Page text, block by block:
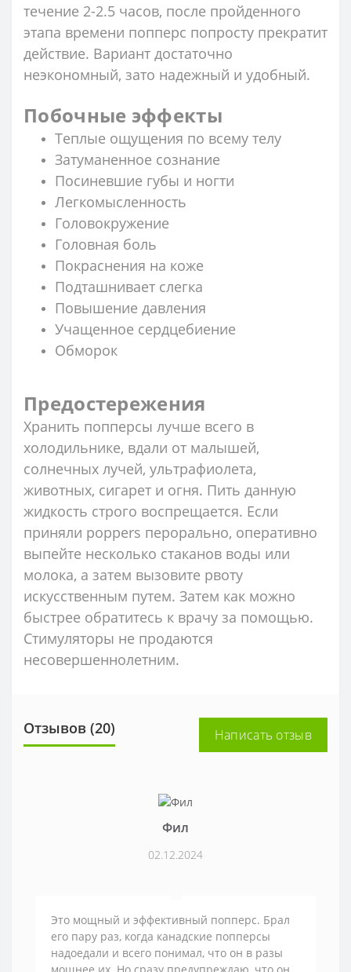
течение 2-2.5 часов, после пройденного
этапа времени попперс попросту прекратит
действие. Вариант достаточно
неэкономный, зато надежный и удобный.
Побочные эффекты
Теплые ощущения по всему телу
Затуманенное сознание
Посиневшие губы и ногти
Легкомысленность
Головокружение
Головная боль
Покраснения на коже
Подташнивает слегка
Повышение давления
Учащенное сердцебиение
Обморок
Предостережения
Хранить попперсы лучше всего в
холодильнике, вдали от малышей,
солнечных лучей, ультрафиолета,
животных, сигарет и огня. Пить данную
жидкость строго воспрещается. Если
приняли poppers перорально, оперативно
выпейте несколько стаканов воды или
молока, а затем вызовите рвоту
искусственным путем. Затем как можно
быстрее обратитесь к врачу за помощью.
Стимуляторы не продаются
несовершеннолетним.
Отзывов (20) Написать отзыв
Фил
02.12.2024
Это мощный и эффективный попперс. Брал
его пару раз, когда канадские попперсы
надоедали и всего понимал, что он в разы
мощнее их. Но сразу предупреждаю, что он